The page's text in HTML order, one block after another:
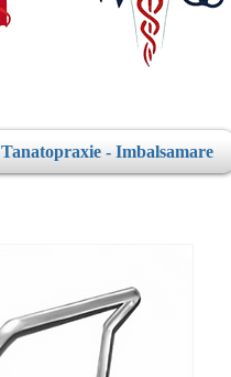
Tanatopraxie - Imbalsamare